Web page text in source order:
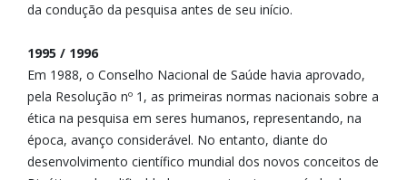
da condução da pesquisa antes de seu início.
1995 / 1996
Em 1988, o Conselho Nacional de Saúde havia aprovado,
pela Resolução nº 1, as primeiras normas nacionais sobre a
ética na pesquisa em seres humanos, representando, na
época, avanço considerável. No entanto, diante do
desenvolvimento científico mundial dos novos conceitos de